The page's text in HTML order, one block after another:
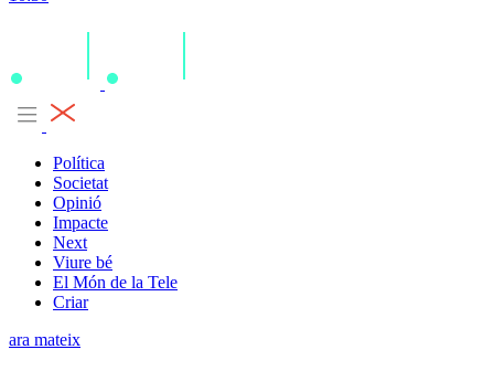
Política
Societat
Opinió
Impacte
Next
Viure bé
El Món de la Tele
Criar
ara mateix